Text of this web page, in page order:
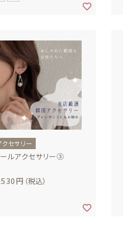
クセサリー
ルアクセサリー③
円 （税込）